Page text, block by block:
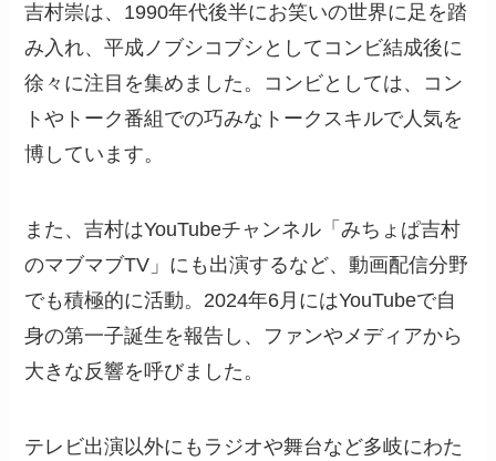
吉村崇は、1990年代後半にお笑いの世界に足を踏
み入れ、平成ノブシコブシとしてコンビ結成後に
徐々に注目を集めました。コンビとしては、コン
トやトーク番組での巧みなトークスキルで人気を
博しています。
また、吉村はYouTubeチャンネル「みちょぱ吉村
のマブマブTV」にも出演するなど、動画配信分野
でも積極的に活動。2024年6月にはYouTubeで自
身の第一子誕生を報告し、ファンやメディアから
大きな反響を呼びました。
テレビ出演以外にもラジオや舞台など多岐にわた